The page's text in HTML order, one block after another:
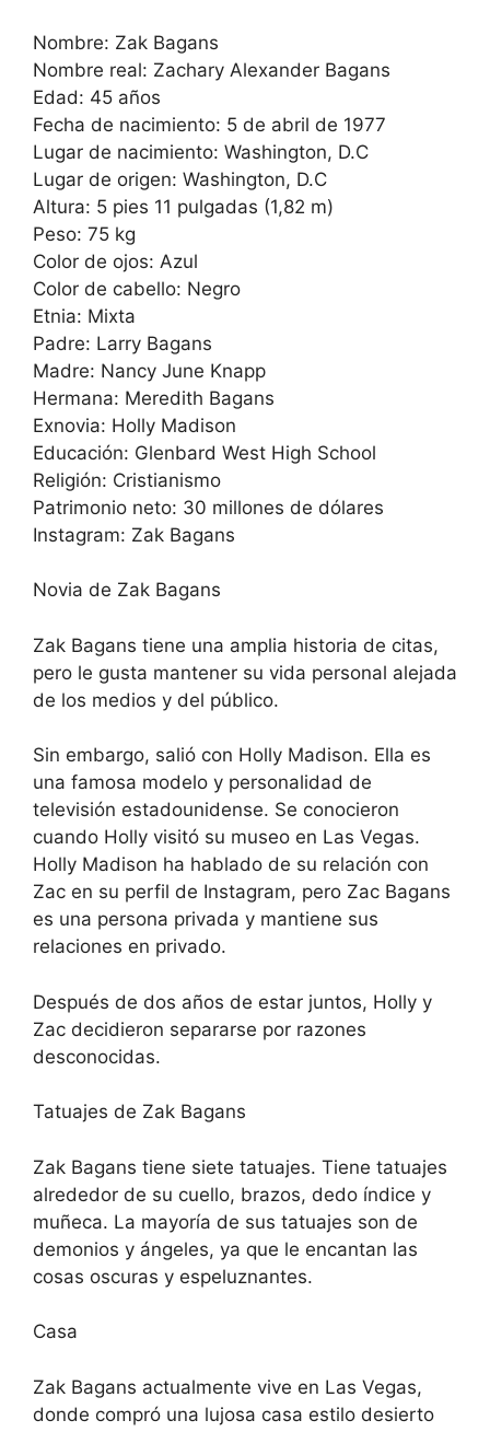
Nombre: Zak Bagans
Nombre real: Zachary Alexander Bagans
Edad: 45 años
Fecha de nacimiento: 5 de abril de 1977
Lugar de nacimiento: Washington, D.C
Lugar de origen: Washington, D.C
Altura: 5 pies 11 pulgadas (1,82 m)
Peso: 75 kg
Color de ojos: Azul
Color de cabello: Negro
Etnia: Mixta
Padre: Larry Bagans
Madre: Nancy June Knapp
Hermana: Meredith Bagans
Exnovia: Holly Madison
Educación: Glenbard West High School
Religión: Cristianismo
Patrimonio neto: 30 millones de dólares
Instagram: Zak Bagans
Novia de Zak Bagans
Zak Bagans tiene una amplia historia de citas,
pero le gusta mantener su vida personal alejada
de los medios y del público.
Sin embargo, salió con Holly Madison. Ella es
una famosa modelo y personalidad de
televisión estadounidense. Se conocieron
cuando Holly visitó su museo en Las Vegas.
Holly Madison ha hablado de su relación con
Zac en su perfil de Instagram, pero Zac Bagans
es una persona privada y mantiene sus
relaciones en privado.
Después de dos años de estar juntos, Holly y
Zac decidieron separarse por razones
desconocidas.
Tatuajes de Zak Bagans
Zak Bagans tiene siete tatuajes. Tiene tatuajes
alrededor de su cuello, brazos, dedo índice y
muñeca. La mayoría de sus tatuajes son de
demonios y ángeles, ya que le encantan las
cosas oscuras y espeluznantes.
Casa
Zak Bagans actualmente vive en Las Vegas,
donde compró una lujosa casa estilo desierto